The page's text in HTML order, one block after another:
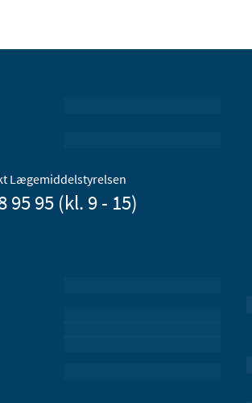
Lægemiddelstyrelsen
95 95 (kl. 9 - 15)